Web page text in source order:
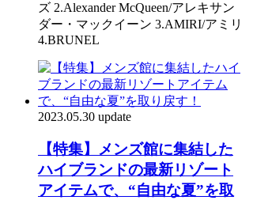
ズ 2.Alexander McQueen/アレキサン
ダー・マックイーン 3.AMIRI/アミリ
4.BRUNEL
2023.05.30 update
【特集】メンズ館に集結した
ハイブランドの最新リゾート
アイテムで、“自由な夏”を取